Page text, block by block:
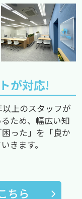
が対応!
上のスタッフが
ため、幅広い知
った」を「良か
きます。